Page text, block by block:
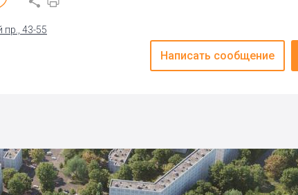
пр., 43-55
Написать сообщение